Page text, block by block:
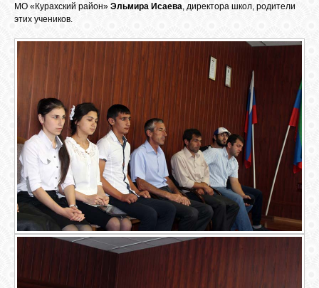
ОБЪЯВЛЕНИЯ
ВОПРОСЫ /
ОТВЕТЫ
КОНТАКТЫ
МО «Курахский район» Эльмира Исаева, директора школ, родители
этих учеников.